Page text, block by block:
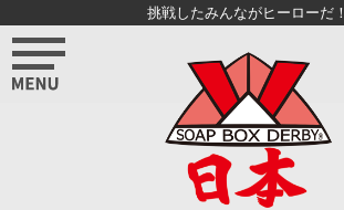
挑戦したみんながヒーローだ！